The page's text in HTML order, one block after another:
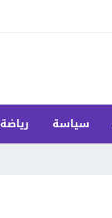
سياسة رياضة